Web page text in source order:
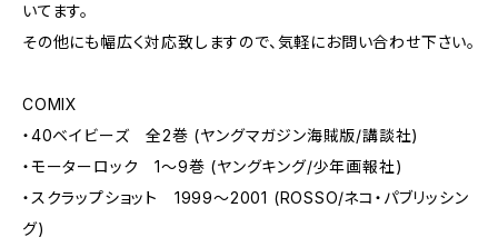
いてます。
その他にも幅広く対応致しますので、気軽にお問い合わせ下さい。
COMIX
・40ベイビーズ 全2巻 (ヤングマガジン海賊版/講談社)
・モーターロック 1～9巻 (ヤングキング/少年画報社)
・スクラップショット 1999～2001 (ROSSO/ネコ・パブリッシン
グ)